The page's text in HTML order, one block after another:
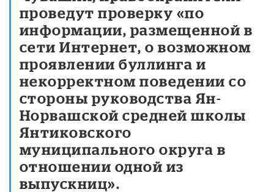
проведут проверку «по
информации, размещенной в
сети Интернет, о возможном
проявлении буллинга и
некорректном поведении со
стороны руководства Ян-
Норвашской средней школы
Янтиковского
муниципального округа в
отношении одной из
выпускниц».